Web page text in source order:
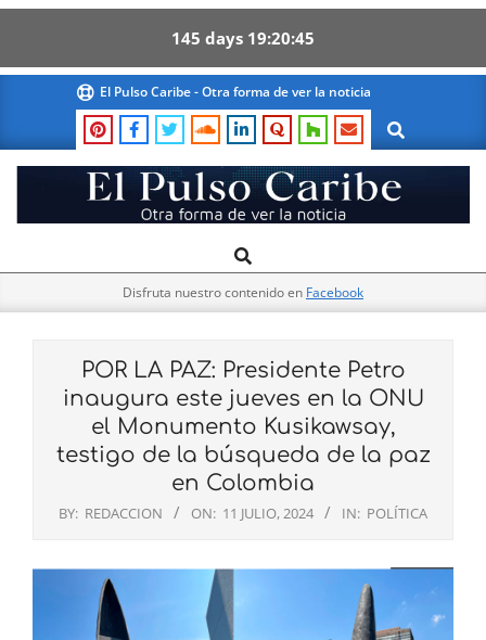
145 days 19 20 44
content
El Pulso Caribe - Otra forma de ver la noticia
Search
El
Pulso
Navigation
Search
Disfruta nuestro contenido en Facebook
POR LA PAZ: Presidente Petro
inaugura este jueves en la ONU
el Monumento Kusikawsay,
testigo de la búsqueda de la paz
en Colombia
BY: REDACCION ON: 11 JULIO, 2024 IN: POLÍTICA